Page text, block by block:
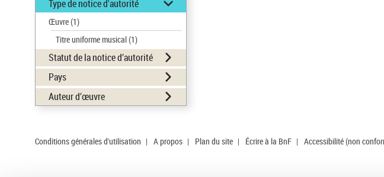
Type de notice d'autorité
Œuvre(1)
Titre uniforme musical(1)
Statut de la notice d’autorité
Pays
Auteur d’œuvre
Conditions générales d'utilisation | A propos | Plan du site | Écrire à la BnF | Accessibilité (non